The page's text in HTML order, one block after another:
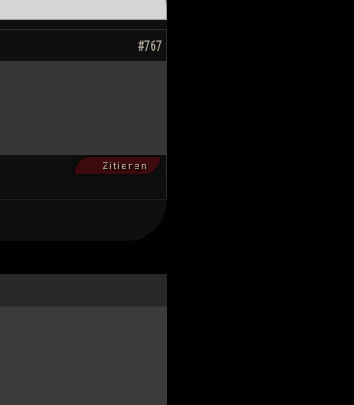
das Ende des Kampfes
Zukunft von Millionen
#767
Zitieren